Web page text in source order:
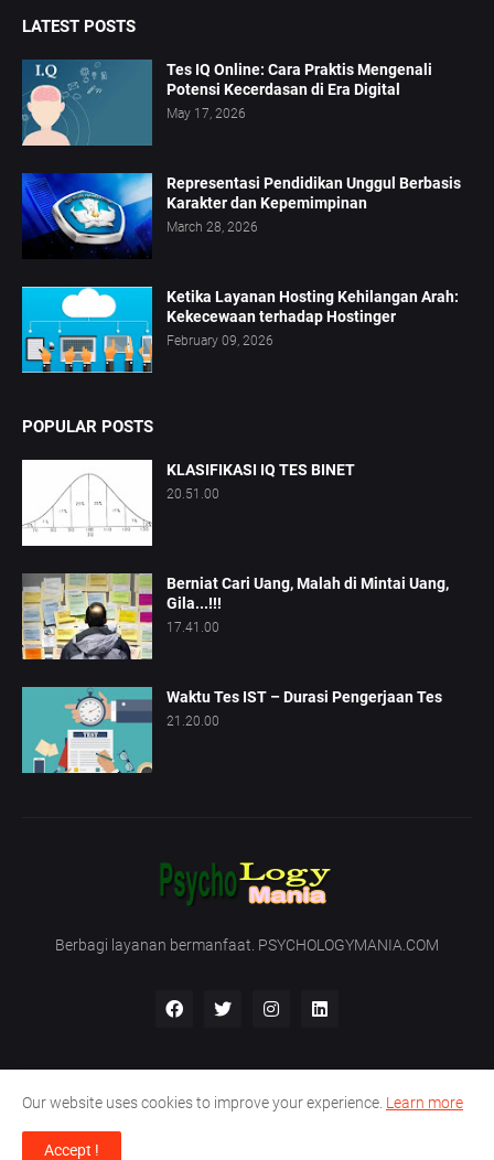
LATEST POSTS
Tes IQ Online: Cara Praktis Mengenali
Potensi Kecerdasan di Era Digital
May 17, 2026
Representasi Pendidikan Unggul Berbasis
Karakter dan Kepemimpinan
March 28, 2026
Ketika Layanan Hosting Kehilangan Arah:
Kekecewaan terhadap Hostinger
February 09, 2026
POPULAR POSTS
KLASIFIKASI IQ TES BINET
20.51.00
Berniat Cari Uang, Malah di Mintai Uang,
Gila...!!!
17.41.00
Waktu Tes IST – Durasi Pengerjaan Tes
21.20.00
Berbagi layanan bermanfaat. PSYCHOLOGYMANIA.COM
Support by -
Tentang Kami Hubungi Kami
Our website uses cookies to improve your experience. Learn more
Accept !